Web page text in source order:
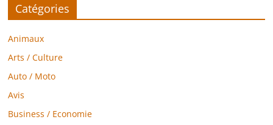
Catégories
Animaux
Arts / Culture
Auto / Moto
Avis
Business / Economie